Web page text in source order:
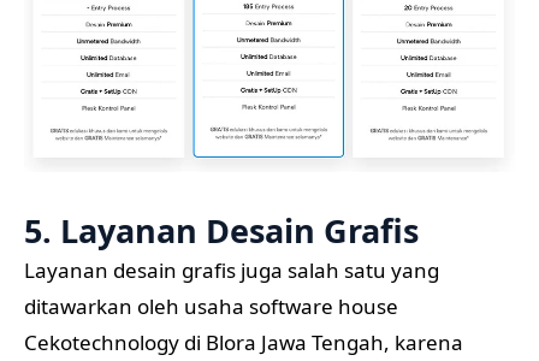
5. Layanan Desain Grafis
Layanan desain grafis juga salah satu yang
ditawarkan oleh usaha software house
Cekotechnology di Blora Jawa Tengah, karena